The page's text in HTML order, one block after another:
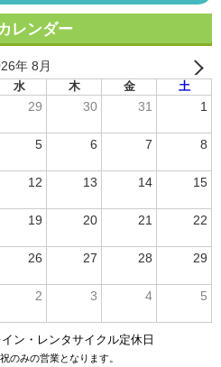
レンダー
年 8月
水 木 金 土
29 30 31 1
5 6 7 8
12 13 14 15
19 20 21 22
26 27 28 29
2 3 4 5
ン・レンタサイクル定休日
のみの営業となります。